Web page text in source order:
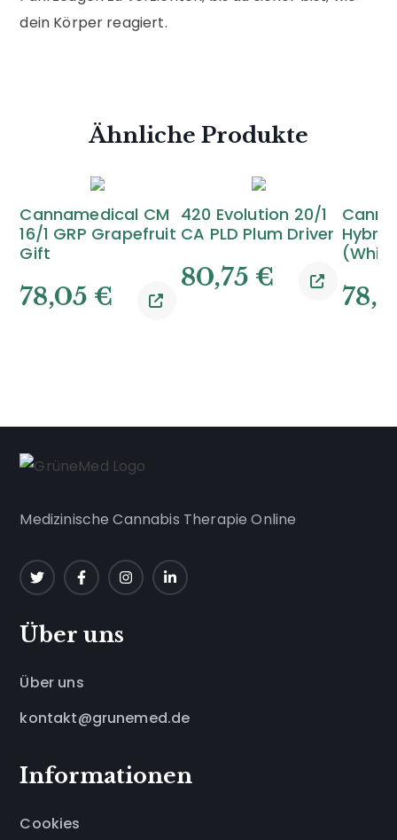
dein Körper reagiert.
Ähnliche Produkte
Cannamedical CM
16/1 GRP Grapefruit
Gift
78,05 €
420 Evolution 20/1
CA PLD Plum Driver
80,75 €
Medizinische Cannabis Therapie Online
Über uns
Über uns
kontakt@grunemed.de
Informationen
Cookies